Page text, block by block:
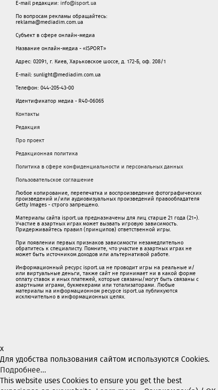
E-mail редакции: info@isport.ua
По вопросам рекламы обращайтесь:
reklama@mediadim.com.ua
Субъект в сфере онлайн-медиа
Название онлайн-медиа - «ISPORT»
Адрес: 02091, г. Киев, Харьковское шоссе, д. 172-Б, оф. 208/1
E-mail: sunlight@mediadim.com.ua
Телефон: 044-205-43-00
Идентификатор медиа - R40-06065
Контакты
Редакция
Про проект
Редакционная политика
Политика в сфере конфиденциальности и персональных данных
Пользовательское соглашение
Любое копирование, перепечатка и воспроизведение фотографических
произведений и/или аудиовизуальных произведений правообладателя
Getty Images - строго запрещено.
Материалы сайта isport.ua предназначены для лиц старше 21 года (21+).
Участие в азартных играх может вызвать игровую зависимость.
Придерживайтесь правил (принципов) ответственной игры.
При появлении первых признаков зависимости незамедлительно
обратитесь к специалисту. Помните, что участие в азартных играх не
может быть источником доходов или альтернативой работе.
Информационный ресурс isport.ua не проводит игры на реальные и/
или виртуальные деньги, также сайт не принимает ни в какой форме
oплaту ставок и иных платежей, которые связаны/могут быть связаны c
азартными игрaми, букмекерами или тотализаторами. Любые
материалы на информационном ресурсе isport.ua публикуютcя
исключительно в информационных целях.
x
Для удобства пользования сайтом используются Cookies.
Подробнее...
This website uses Cookies to ensure you get the best